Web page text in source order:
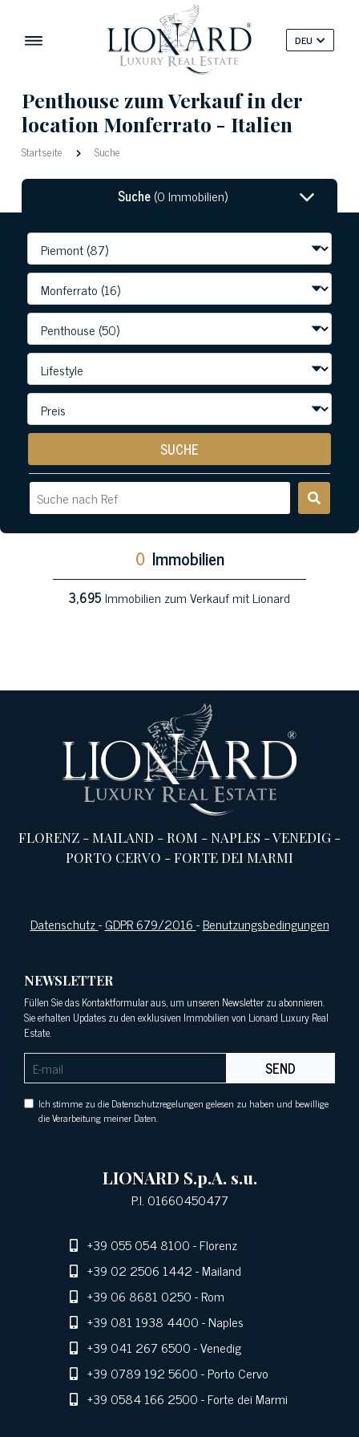
DEU
Penthouse zum Verkauf in der
location Monferrato - Italien
Startseite Suche
Suche(0 Immobilien)
SUCHE
0 Immobilien
3,695Immobilien zum Verkauf mit Lionard
FLORENZ -MAILAND -ROM -NAPLES -VENEDIG -
PORTO CERVO -FORTE DEI MARMI
Datenschutz-GDPR 679/2016-Benutzungsbedingungen
NEWSLETTER
Füllen Sie das Kontaktformular aus, um unseren Newsletter zu abonnieren.
Sie erhalten Updates zu den exklusiven Immobilien von Lionard Luxury Real
Estate.
SEND
Ich stimme zu die Datenschutzregelungen gelesen zu haben und bewillige
die Verarbeitung meiner Daten.
LIONARD S.p.A. s.u.
P.I. 01660450477
+39 055 054 8100- Florenz
+39 02 2506 1442- Mailand
+39 06 8681 0250- Rom
+39 081 1938 4400- Naples
+39 041 267 6500- Venedig
+39 0789 192 5600- Porto Cervo
+39 0584 166 2500- Forte dei Marmi